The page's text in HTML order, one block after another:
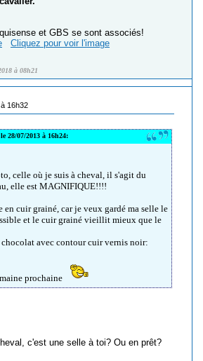
et GBS se sont associés!
Cliquez pour voir l'image
à 08h21
16h32
28/07/2013 à 16h24:
celle où je suis à cheval, il s'agit du
elle est MAGNIFIQUE!!!!
en cuir grainé, car je veux gardé ma selle le
et le cuir grainé vieillit mieux que le
chocolat avec contour cuir vernis noir:
prochaine
c'est une selle à toi? Ou en prêt?